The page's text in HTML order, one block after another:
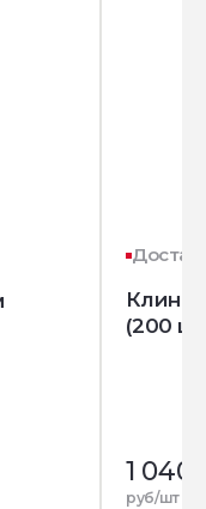
Клин
(200
1 040
руб/шт